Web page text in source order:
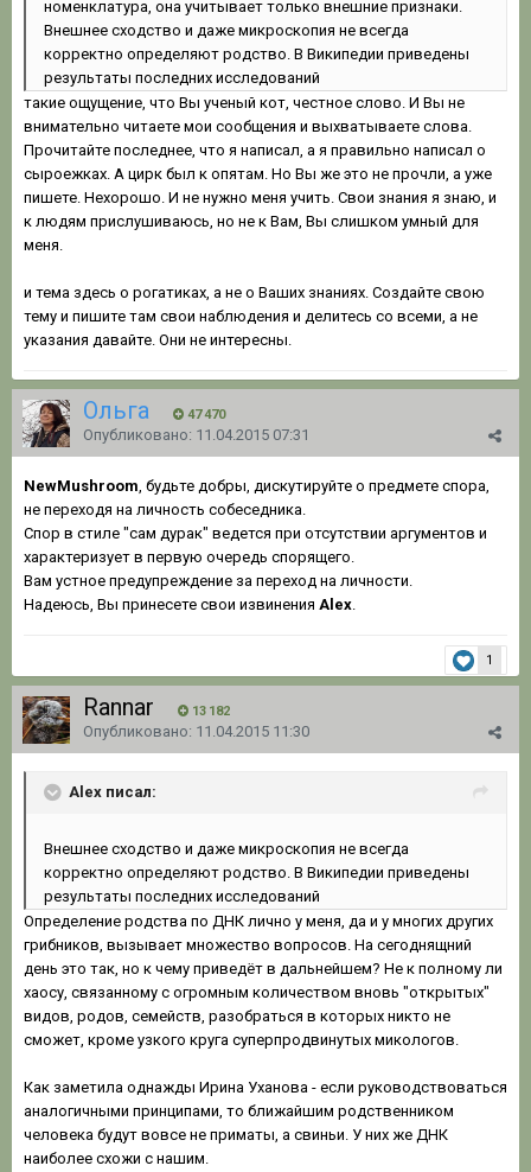
номенклатура, она учитывает только внешние признаки.
Внешнее сходство и даже микроскопия не всегда
корректно определяют родство. В Википедии приведены
результаты последних исследований
такие ощущение, что Вы ученый кот, честное слово. И Вы не
внимательно читаете мои сообщения и выхватываете слова.
Прочитайте последнее, что я написал, а я правильно написал о
сыроежках. А цирк был к опятам. Но Вы же это не прочли, а уже
пишете. Нехорошо. И не нужно меня учить. Свои знания я знаю, и
к людям прислушиваюсь, но не к Вам, Вы слишком умный для
меня.
и тема здесь о рогатиках, а не о Ваших знаниях. Создайте свою
тему и пишите там свои наблюдения и делитесь со всеми, а не
указания давайте. Они не интересны.
Ольга 47 470
Опубликовано: 11.04.2015 07:31
NewMushroom, будьте добры, дискутируйте о предмете спора,
не переходя на личность собеседника.
Спор в стиле "сам дурак" ведется при отсутствии аргументов и
характеризует в первую очередь спорящего.
Вам устное предупреждение за переход на личности.
Надеюсь, Вы принесете свои извинения Аlex.
1
Rannar 13 182
Опубликовано: 11.04.2015 11:30
Alex писал:
Внешнее сходство и даже микроскопия не всегда
корректно определяют родство. В Википедии приведены
результаты последних исследований
Определение родства по ДНК лично у меня, да и у многих других
грибников, вызывает множество вопросов. На сегоднящний
день это так, но к чему приведёт в дальнейшем? Не к полному ли
хаосу, связанному с огромным количеством вновь "открытых"
видов, родов, семейств, разобраться в которых никто не
сможет, кроме узкого круга суперпродвинутых микологов.
Как заметила однажды Ирина Уханова - если руководствоваться
аналогичными принципами, то ближайшим родственником
человека будут вовсе не приматы, а свиньи. У них же ДНК
наиболее схожи с нашим.